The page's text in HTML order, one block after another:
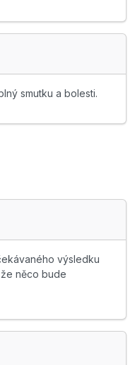
smutku a bolesti.
výsledku
něco bude